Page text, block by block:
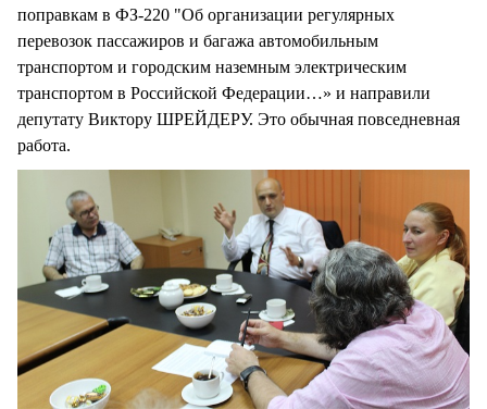
поправкам в ФЗ-220 "Об организации регулярных
перевозок пассажиров и багажа автомобильным
транспортом и городским наземным электрическим
транспортом в Российской Федерации…» и направили
депутату Виктору ШРЕЙДЕРУ. Это обычная повседневная
работа.